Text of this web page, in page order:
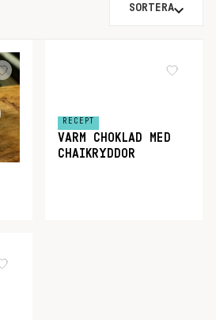
SORTERA
RECEPT
VARM CHOKLAD MED
CHAIKRYDDOR